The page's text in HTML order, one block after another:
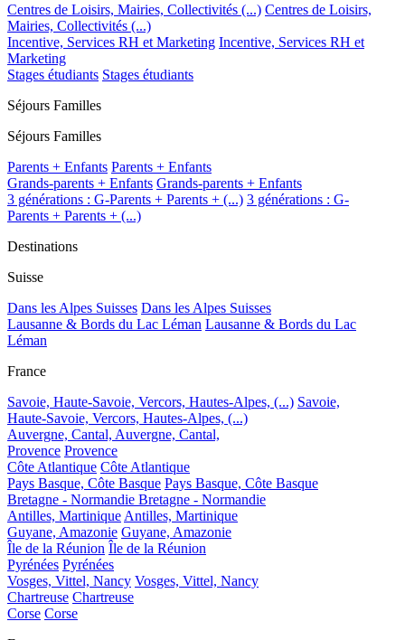
Centres de Loisirs, Mairies, Collectivités (...) Centres de Loisirs,
Mairies, Collectivités (...)
Incentive, Services RH et Marketing Incentive, Services RH et
Marketing
Stages étudiants Stages étudiants
Séjours Familles
Séjours Familles
Parents + Enfants Parents + Enfants
Grands-parents + Enfants Grands-parents + Enfants
3 générations : G-Parents + Parents + (...) 3 générations : G-
Parents + Parents + (...)
Destinations
Suisse
Dans les Alpes Suisses Dans les Alpes Suisses
Lausanne & Bords du Lac Léman Lausanne & Bords du Lac
Léman
France
Savoie, Haute-Savoie, Vercors, Hautes-Alpes, (...) Savoie,
Haute-Savoie, Vercors, Hautes-Alpes, (...)
Auvergne, Cantal, Auvergne, Cantal,
Provence Provence
Côte Atlantique Côte Atlantique
Pays Basque, Côte Basque Pays Basque, Côte Basque
Bretagne - Normandie Bretagne - Normandie
Antilles, Martinique Antilles, Martinique
Guyane, Amazonie Guyane, Amazonie
Île de la Réunion Île de la Réunion
Pyrénées Pyrénées
Vosges, Vittel, Nancy Vosges, Vittel, Nancy
Chartreuse Chartreuse
Corse Corse